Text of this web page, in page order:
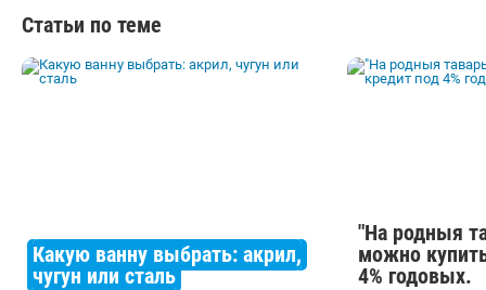
Статьи по теме
Какую ванну выбрать: акрил,
чугун или сталь
"На родныя
можно
4% годовых.